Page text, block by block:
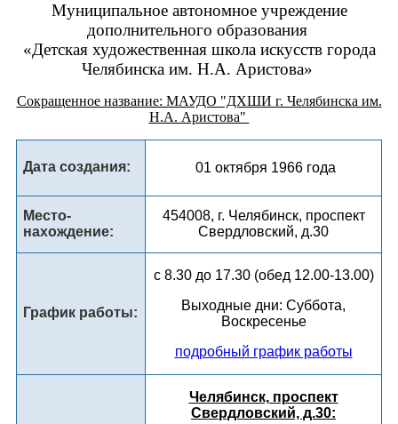
Муниципальное автономное учреждение
дополнительного образования
«Детская художественная школа искусств города
Челябинска им. Н.А. Аристова»
Сокращенное название: МАУДО "ДХШИ г. Челябинска им.
Н.А. Аристова"
Дата создания: 01 октября 1966 года
Место­­­
нахождение:
454008, г. Челябинск, проспект
Свердловский, д.30
График работы:
с 8.30 до 17.30 (обед 12.00-13.00)
Выходные дни: Суббота,
Воскресенье
подробный график работы
Челябинск, проспект
Свердловский, д.30: